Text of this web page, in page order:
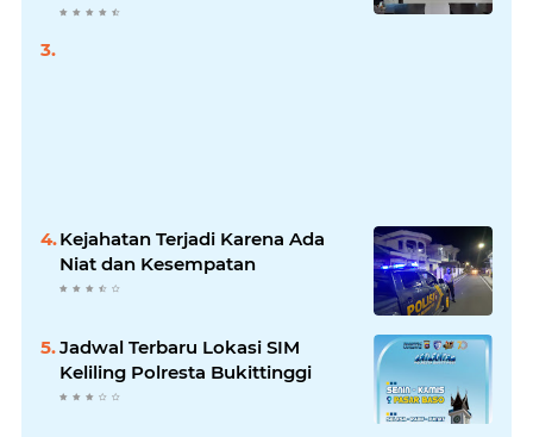
Kejahatan Terjadi Karena Ada
Niat dan Kesempatan
Jadwal Terbaru Lokasi SIM
Keliling Polresta Bukittinggi